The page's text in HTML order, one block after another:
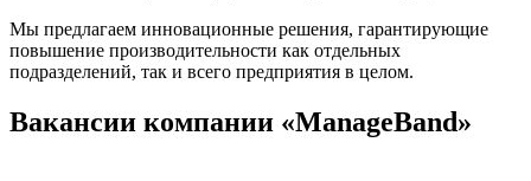
Мы предлагаем инновационные решения, гарантирующие
повышение производительности как отдельных
подразделений, так и всего предприятия в целом.
Вакансии компании «ManageBand»